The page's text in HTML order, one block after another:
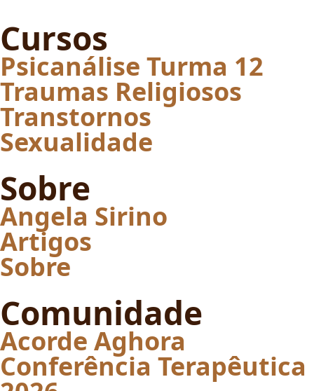
Cursos
Psicanálise Turma 12
Traumas Religiosos
Transtornos
Sexualidade
Sobre
Angela Sirino
Artigos
Sobre
Comunidade
Acorde Aghora
Conferência Terapêutica